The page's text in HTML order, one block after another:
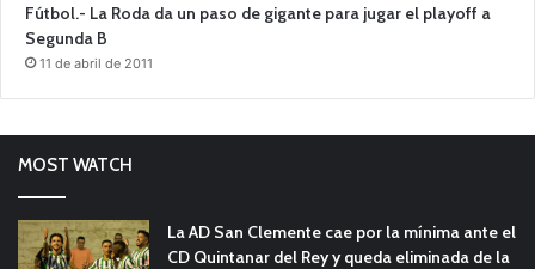
Fútbol.- La Roda da un paso de gigante para jugar el playoff a
Segunda B
11 de abril de 2011
MOST WATCH
La AD San Clemente cae por la mínima ante el
CD Quintanar del Rey y queda eliminada de la